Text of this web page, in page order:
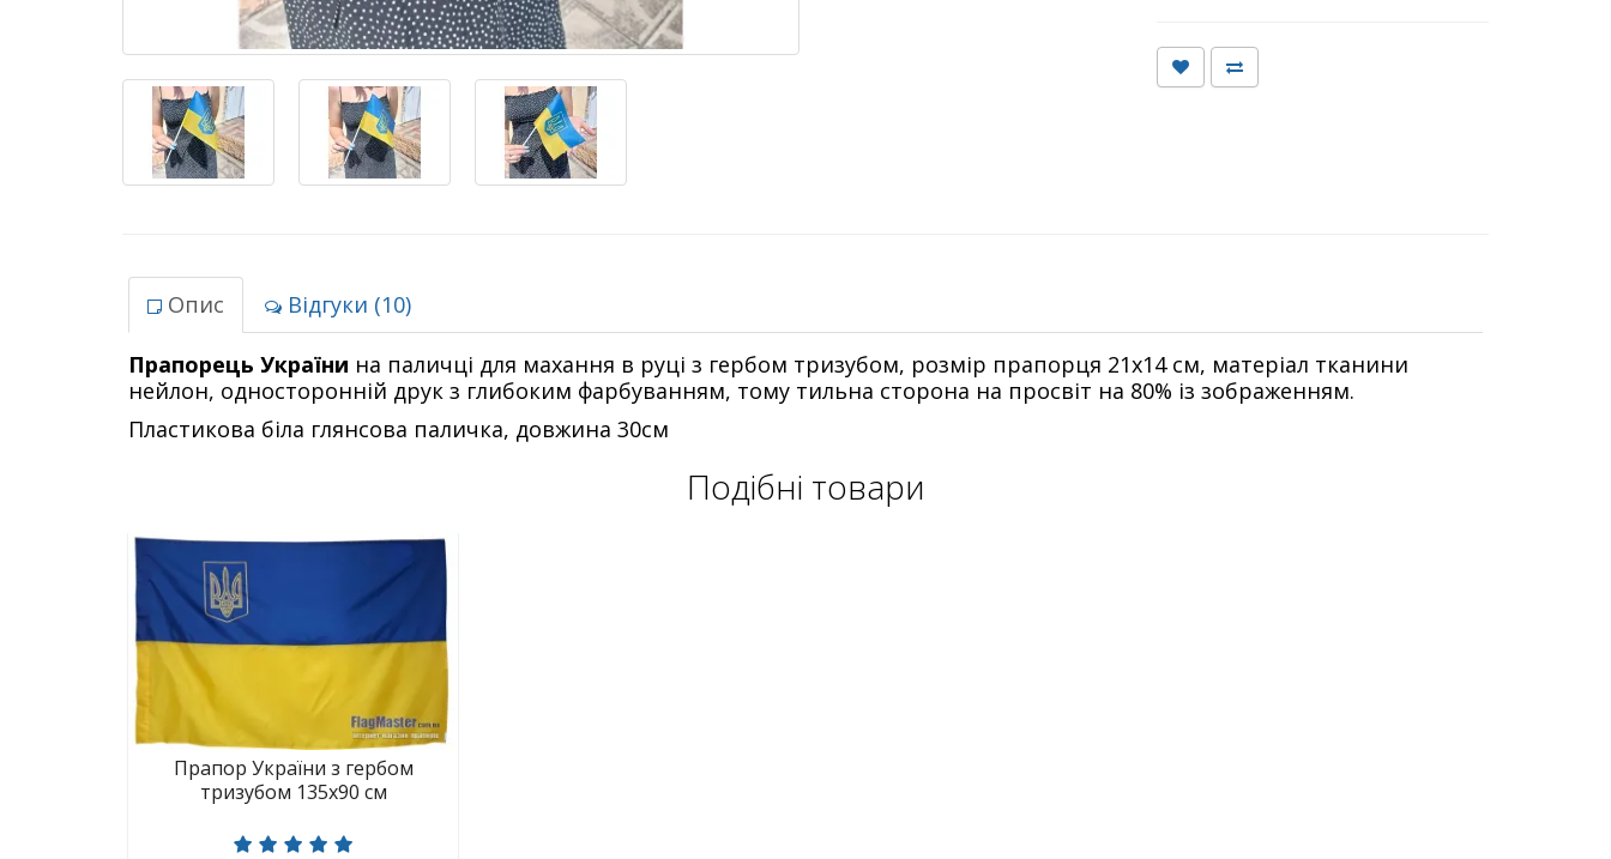
Опис Відгуки (10)
Прапорець України на паличці для махання в руці з гербом тризубом, розмір прапорця 21х14 см, матеріал тканини
нейлон, односторонній друк з глибоким фарбуванням, тому тильна сторона на просвіт на 80% із зображенням.
Пластикова біла глянсова паличка, довжина 30см
Подібні товари
Прапор України з гербом
тризубом 135х90 см